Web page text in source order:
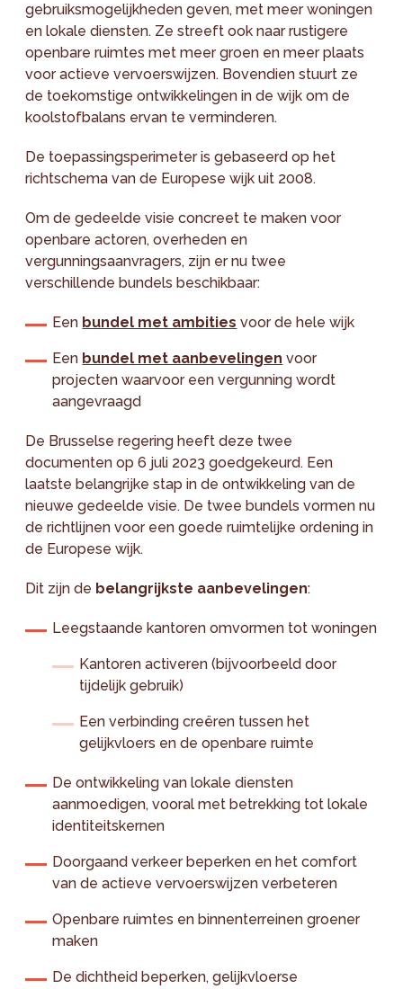
gebruiksmogelijkheden geven, met meer woningen
en lokale diensten. Ze streeft ook naar rustigere
openbare ruimtes met meer groen en meer plaats
voor actieve vervoerswijzen. Bovendien stuurt ze
de toekomstige ontwikkelingen in de wijk om de
koolstofbalans ervan te verminderen.
De toepassingsperimeter is gebaseerd op het
richtschema van de Europese wijk uit 2008.
Om de gedeelde visie concreet te maken voor
openbare actoren, overheden en
vergunningsaanvragers, zijn er nu twee
verschillende bundels beschikbaar:
Een bundel met ambities voor de hele wijk
Een bundel met aanbevelingen voor
projecten waarvoor een vergunning wordt
aangevraagd
De Brusselse regering heeft deze twee
documenten op 6 juli 2023 goedgekeurd. Een
laatste belangrijke stap in de ontwikkeling van de
nieuwe gedeelde visie. De twee bundels vormen nu
de richtlijnen voor een goede ruimtelijke ordening in
de Europese wijk.
Dit zijn de belangrijkste aanbevelingen:
Leegstaande kantoren omvormen tot woningen
Kantoren activeren (bijvoorbeeld door
tijdelijk gebruik)
Een verbinding creëren tussen het
gelijkvloers en de openbare ruimte
De ontwikkeling van lokale diensten
aanmoedigen, vooral met betrekking tot lokale
identiteitskernen
Doorgaand verkeer beperken en het comfort
van de actieve vervoerswijzen verbeteren
Openbare ruimtes en binnenterreinen groener
maken
De dichtheid beperken, gelijkvloerse